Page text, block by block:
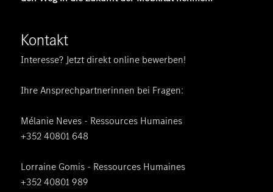
Kontakt
Interesse? Jetzt direkt online bewerben!
Ihre Ansprechpartnerinnen bei Fragen:
Mélanie Neves - Ressources Humaines
+352 40801 648
Lorraine Gomis - Ressources Humaines
+352 40801 989